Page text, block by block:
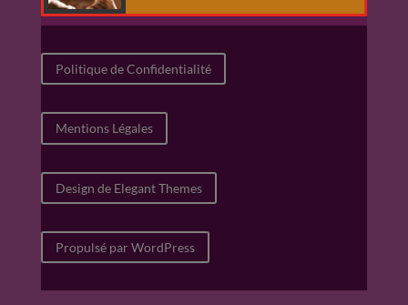
Politique de Confidentialité
Mentions Légales
Design de Elegant Themes
Propulsé par WordPress